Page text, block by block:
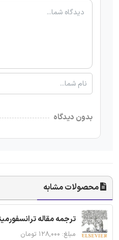
بدون دیدگاه
محصولات مشابه
ترجمه مقاله
مبلغ: ۱۲۸,۰۰۰ تومان